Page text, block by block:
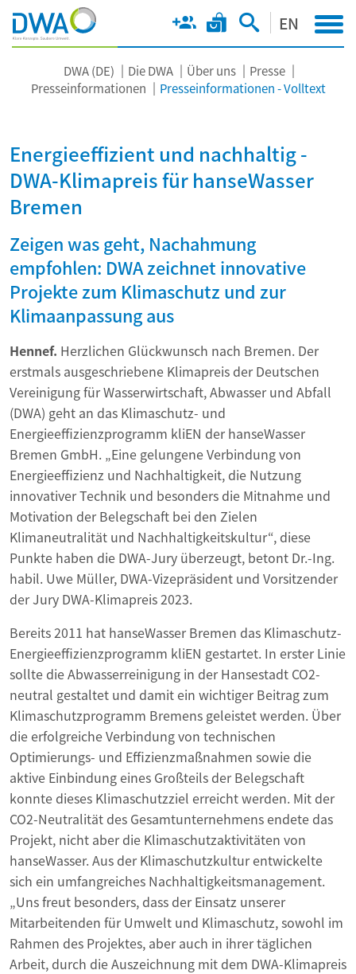
EN
DWA (DE) Die DWA Über uns
Presse
Presseinformationen
Presseinformationen - Volltext
Energieeffizient und nachhaltig -
DWA-Klimapreis für hanseWasser
Bremen
Zeigen was geht, Nachahmung
empfohlen: DWA zeichnet innovative
Projekte zum Klimaschutz und zur
Klimaanpassung aus
Hennef. Herzlichen Glückwunsch nach Bremen. Der
erstmals ausgeschriebene Klimapreis der Deutschen
Vereinigung für Wasserwirtschaft, Abwasser und Abfall
(DWA) geht an das Klimaschutz- und
Energieeffizienzprogramm kliEN der hanseWasser
Bremen GmbH. „Eine gelungene Verbindung von
Energieeffizienz und Nachhaltigkeit, die Nutzung
innovativer Technik und besonders die Mitnahme und
Motivation der Belegschaft bei den Zielen
Klimaneutralität und Nachhaltigkeitskultur“, diese
Punkte haben die DWA-Jury überzeugt, betont Dr.-Ing.
habil. Uwe Müller, DWA-Vizepräsident und Vorsitzender
der Jury DWA-Klimapreis 2023.
Bereits 2011 hat hanseWasser Bremen das Klimaschutz-
Energieeffizienzprogramm kliEN gestartet. In erster Linie
sollte die Abwasserreinigung in der Hansestadt CO2-
neutral gestaltet und damit ein wichtiger Beitrag zum
Klimaschutzprogramm Bremens geleistet werden. Über
die erfolgreiche Verbindung von technischen
Optimierungs- und Effizienzmaßnahmen sowie die
aktive Einbindung eines Großteils der Belegschaft
konnte dieses Klimaschutzziel erreicht werden. Mit der
CO2-Neutralität des Gesamtunternehmens endete das
Projekt, nicht aber die Klimaschutzaktivitäten von
hanseWasser. Aus der Klimaschutzkultur entwickelte
sich ein umfangreiches Nachhaltigkeitsmanagement.
„Uns freut besonders, dass der Einsatz unserer
Mitarbeitenden für Umwelt und Klimaschutz, sowohl im
Rahmen des Projektes, aber auch in ihrer täglichen
Arbeit, durch die Auszeichnung mit dem DWA-Klimapreis